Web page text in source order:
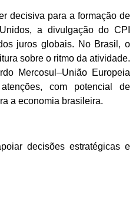
decisiva para a formação de
a divulgação do CPI
juros globais. No Brasil, o
sobre o ritmo da atividade.
Mercosul–União Europeia
com potencial de
a economia brasileira.
decisões estratégicas e